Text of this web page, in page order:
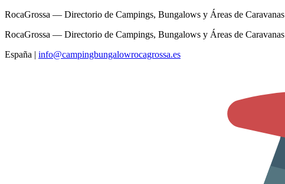
RocaGrossa — Directorio de Campings, Bungalows y Áreas de Caravanas
RocaGrossa — Directorio de Campings, Bungalows y Áreas de Caravanas
España | info@campingbungalowrocagrossa.es